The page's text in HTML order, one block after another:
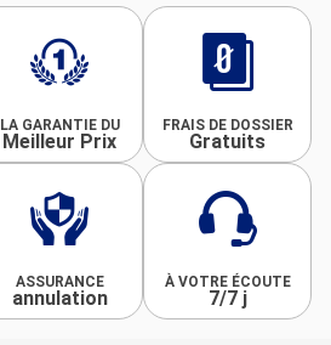
LA GARANTIE DU
Meilleur Prix
FRAIS DE DOSSIER
Gratuits
ASSURANCE
annulation
À VOTRE ÉCOUTE
7/7 j